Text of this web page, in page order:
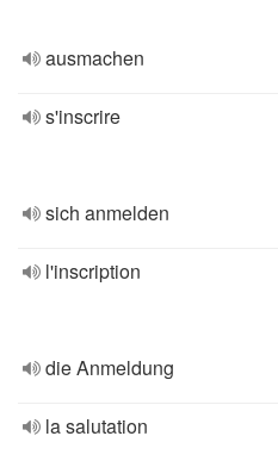
ausmachen
s'inscrire
sich anmelden
l'inscription
die Anmeldung
la salutation